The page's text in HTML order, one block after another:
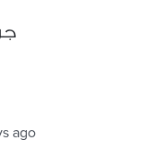
ago